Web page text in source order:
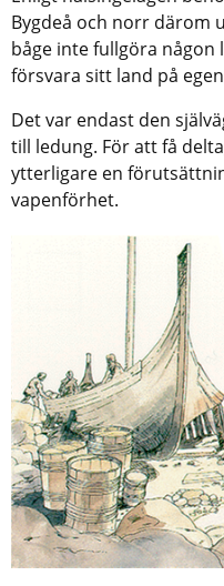
Bygdeå och norr därom
båge inte fullgöra
försvara sitt land på
Det var endast den
till ledung. För att få
ytterligare en
vapenförhet.